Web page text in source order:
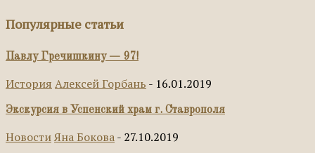
Популярные статьи
Павлу Гречишкину — 97!
История Алексей Горбань - 16.01.2019
Экскурсия в Успенский храм г. Ставрополя
НовостиЯна Бокова- 27.10.2019